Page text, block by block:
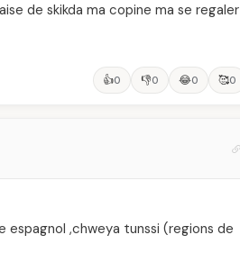
de skikda ma copine ma se regaler
👍0 👎0 😂0 🥰0
espagnol ,chweya tunssi (regions de